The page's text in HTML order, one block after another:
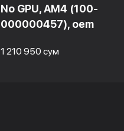
No GPU, AM4 (100-
000000457), oem
1 210 950 сум